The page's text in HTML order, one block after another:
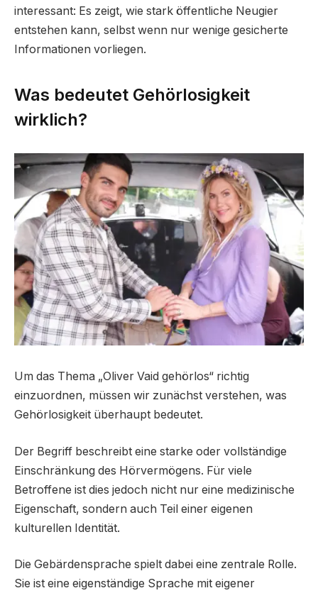
interessant: Es zeigt, wie stark öffentliche Neugier
entstehen kann, selbst wenn nur wenige gesicherte
Informationen vorliegen.
Was bedeutet Gehörlosigkeit
wirklich?
Um das Thema „Oliver Vaid gehörlos“ richtig
einzuordnen, müssen wir zunächst verstehen, was
Gehörlosigkeit überhaupt bedeutet.
Der Begriff beschreibt eine starke oder vollständige
Einschränkung des Hörvermögens. Für viele
Betroffene ist dies jedoch nicht nur eine medizinische
Eigenschaft, sondern auch Teil einer eigenen
kulturellen Identität.
Die Gebärdensprache spielt dabei eine zentrale Rolle.
Sie ist eine eigenständige Sprache mit eigener